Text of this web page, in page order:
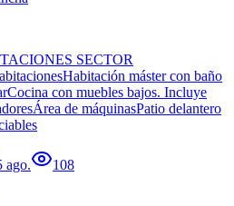
SECTOR
máster con baño
con muebles bajos. Incluye
de máquinasPatio delantero
ago. 108